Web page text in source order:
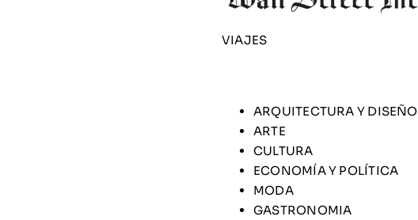
VIAJES
ARQUITECTURA Y DISEÑO
ARTE
CULTURA
ECONOMÍA Y POLÍTICA
MODA
GASTRONOMIA